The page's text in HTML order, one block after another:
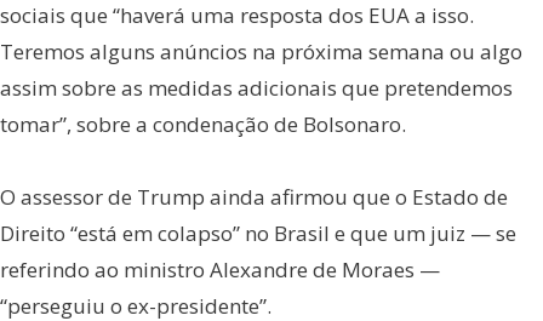
sociais que “haverá uma resposta dos EUA a isso.
Teremos alguns anúncios na próxima semana ou algo
assim sobre as medidas adicionais que pretendemos
tomar”, sobre a condenação de Bolsonaro.
O assessor de Trump ainda afirmou que o Estado de
Direito “está em colapso” no Brasil e que um juiz — se
referindo ao ministro Alexandre de Moraes —
“perseguiu o ex-presidente”.